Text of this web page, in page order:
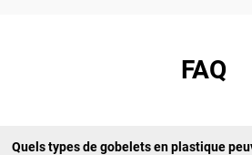
FAQ
Quels types de gobelets en plastique